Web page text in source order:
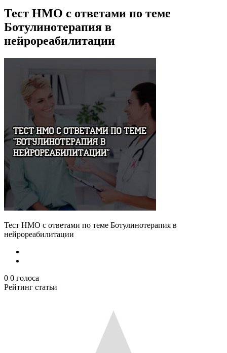
Тест НМО с ответами по теме
Ботулинотерапия в
нейрореабилитации
Тест НМО с ответами по теме Ботулинотерапия в
нейрореабилитации
0 0 голоса
Рейтинг статьи